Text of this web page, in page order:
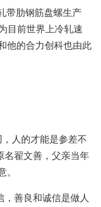
带肋钢筋盘螺生产
目前世界上冷轧速
他的合力创科也由此
人的才能是参差不
名翟文善，父亲当年
，善良和诚信是做人